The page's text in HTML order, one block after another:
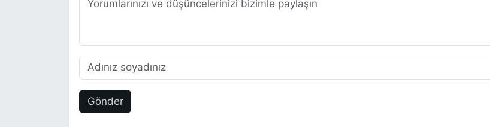
Gönder